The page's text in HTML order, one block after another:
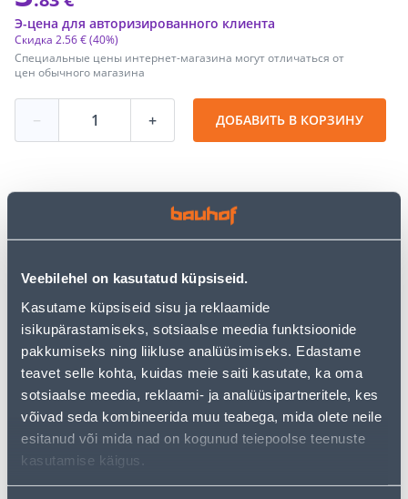
Veebilehel on kasutatud küpsiseid.
Kasutame küpsiseid sisu ja reklaamide
isikupärastamiseks, sotsiaalse meedia funktsioonide
pakkumiseks ning liikluse analüüsimiseks. Edastame
teavet selle kohta, kuidas meie saiti kasutate, ka oma
sotsiaalse meedia, reklaami- ja analüüsipartneritele, kes
võivad seda kombineerida muu teabega, mida olete neile
esitanud või mida nad on kogunud teiepoolse teenuste
kasutamise käigus.
Специальные цены интернет-магазина могут отличаться от
цен обычного магазина
Скидка 2.56 €(40%)
Э-цена для авторизированного клиента
− + ДОБАВИТЬ В КОРЗИНУ
Посмотреть наличие
• Autopesuhari.
• Pikkus on 45 cm ja laius 9,5 cm.
• Polsterdatud käepide.
• 14-päevane tagastusõigus.
Предполагаемая доставка 3,69 € от 2-5 tööpäeva
Посылочный автомат от 2,29 € с 2-5 tööpäeva
Забрать в магазине, с 09.08.2026